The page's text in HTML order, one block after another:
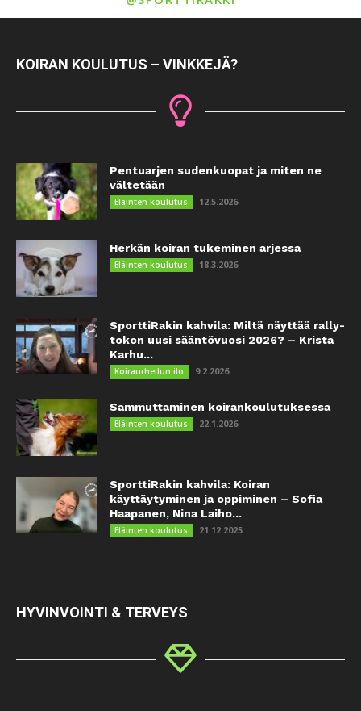
KOIRAN KOULUTUS – VINKKEJÄ?
Pentuarjen sudenkuopat ja miten ne
vältetään
Eläinten koulutus 12.5.2026
Herkän koiran tukeminen arjessa
Eläinten koulutus 18.3.2026
SporttiRakin kahvila: Miltä näyttää rally-
tokon uusi sääntövuosi 2026? – Krista
Karhu...
Koiraurheilun ilo 9.2.2026
Sammuttaminen koirankoulutuksessa
Eläinten koulutus 22.1.2026
SporttiRakin kahvila: Koiran
käyttäytyminen ja oppiminen – Sofia
Haapanen, Nina Laiho...
Eläinten koulutus 21.12.2025
HYVINVOINTI & TERVEYS